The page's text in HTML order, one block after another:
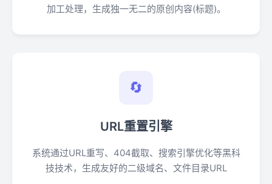
加工处理，生成独一无二的原创内容(标题)。
🔄
URL重置引擎
系统通过URL重写、404截取、搜索引擎优化等黑科
技技术，生成友好的二级域名、文件目录URL